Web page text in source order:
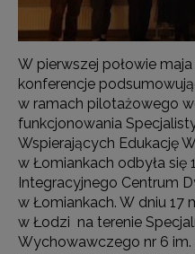
W pierwszej połowie
konferencje
w ramach pilotażowego
funkcjonowania
Wspierających Edukację
w Łomiankach odbyła się
Integracyjnego Centrum
w Łomiankach. W dniu 17
w Łodzi na terenie
Wychowawczego nr 6 im.